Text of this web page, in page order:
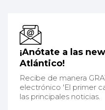
¡Anótate a las
Atlántico!
Recibe de manera
electrónico 'El primer
las principales noticias.